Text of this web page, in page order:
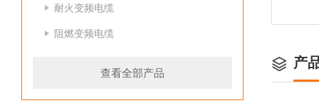
耐火变频电缆
阻燃变频电缆
查看全部产品
产